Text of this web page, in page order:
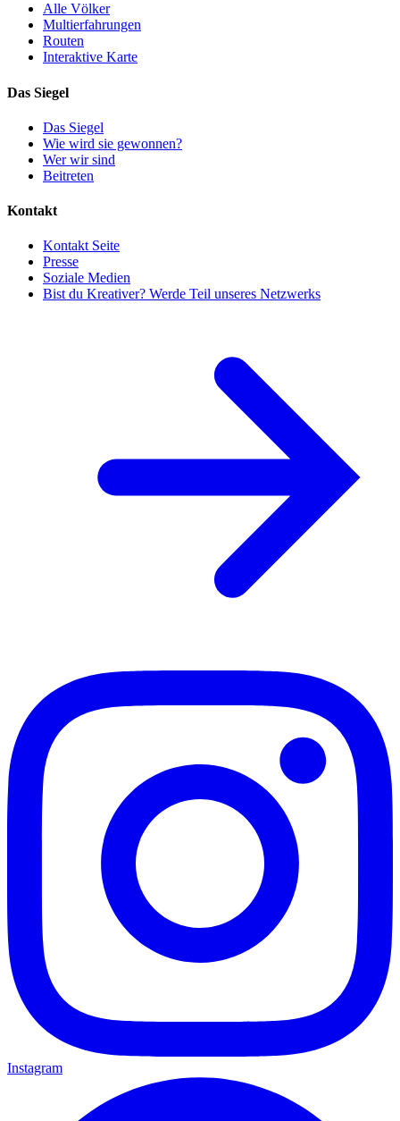
Alle Völker
Multierfahrungen
Routen
Interaktive Karte
Das Siegel
Das Siegel
Wie wird sie gewonnen?
Wer wir sind
Beitreten
Kontakt
Kontakt Seite
Presse
Soziale Medien
Bist du Kreativer? Werde Teil unseres Netzwerks
Instagram